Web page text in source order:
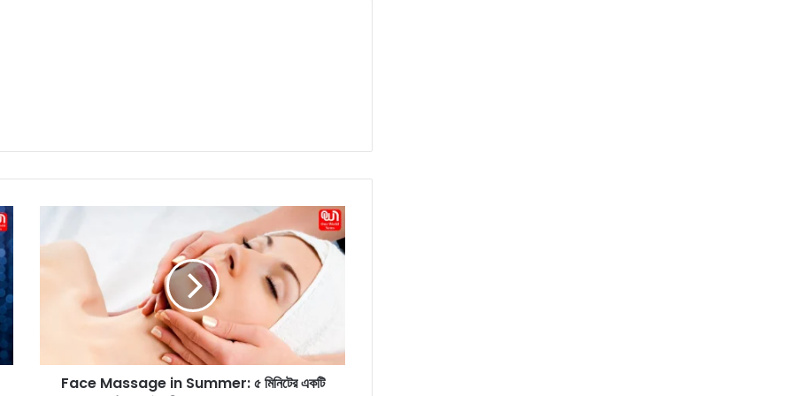
a
Face Massage in Summer: ৫ মিনিটের একটি